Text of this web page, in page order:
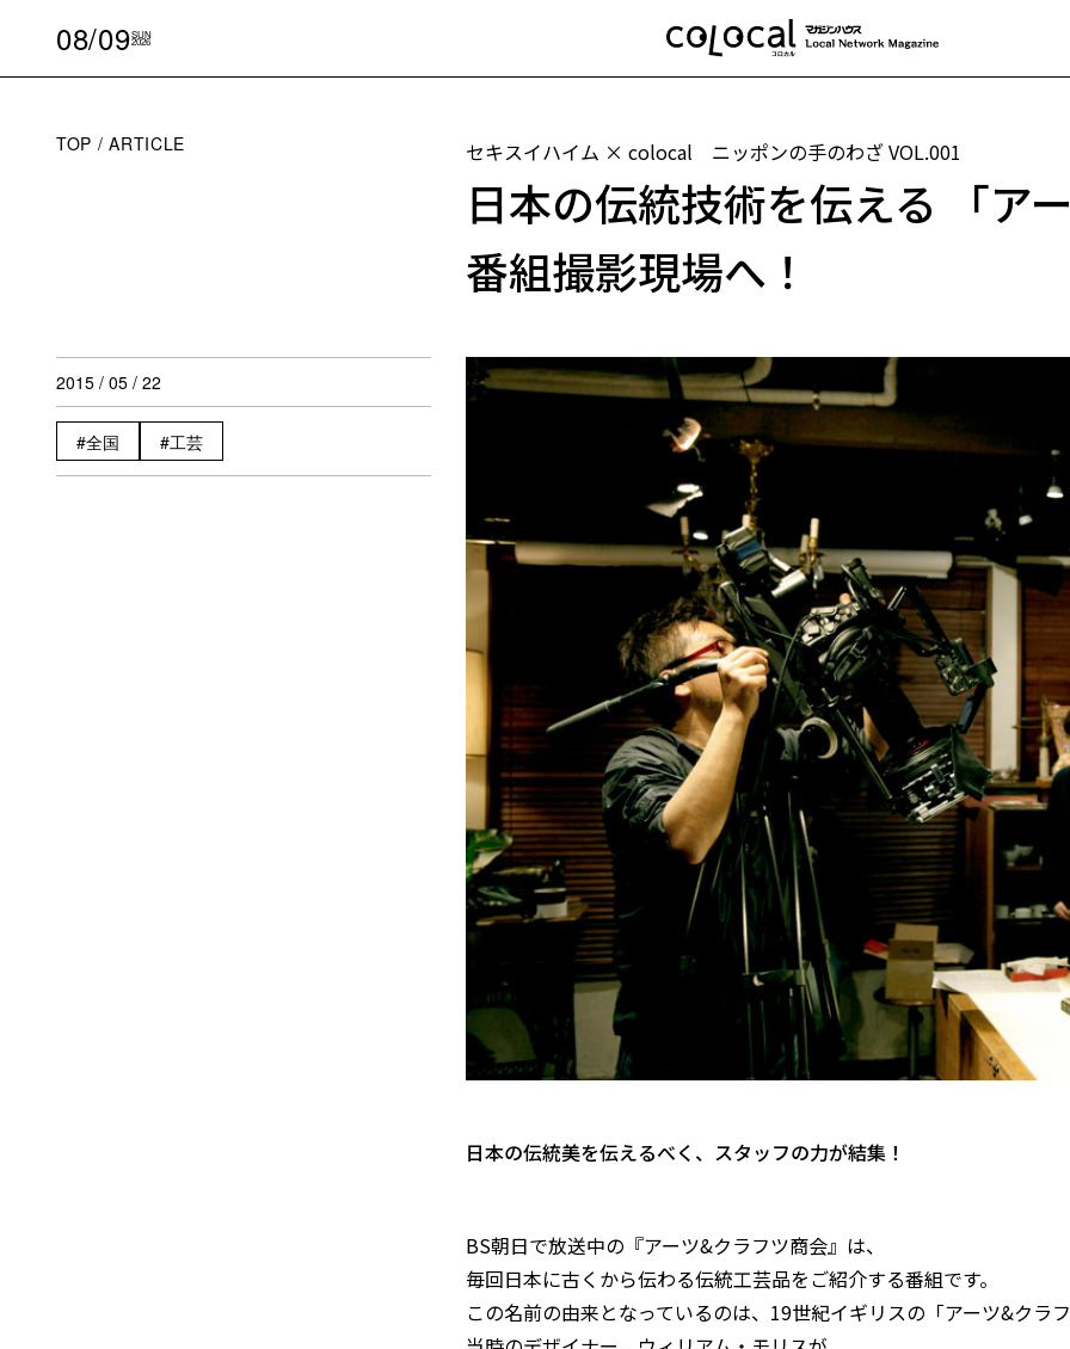
08/09SUN
2026
TOP ARTICLE セキスイハイム × colocal ニッポンの手のわざVOL.001
日本の伝統技術を伝える 「ア
番組撮影現場へ！
2015 / 05 / 22
全国 工芸
日本の伝統美を伝えるべく、スタッフの力が結集！
BS朝日で放送中の『アーツ&クラフツ商会』は、
毎回日本に古くから伝わる伝統工芸品をご紹介する番組です。
この名前の由来となっているのは、19世紀イギリスの「アーツ&クラフ